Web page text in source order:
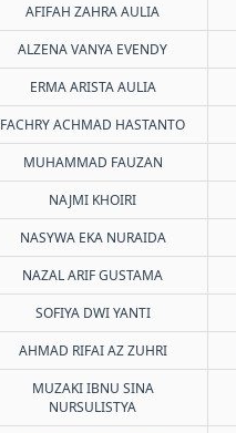
AFIFAH ZAHRA AULIA
ALZENA VANYA EVENDY
ERMA ARISTA AULIA
FACHRY ACHMAD HASTANTO
MUHAMMAD FAUZAN
NAJMI KHOIRI
NASYWA EKA NURAIDA
NAZAL ARIF GUSTAMA
SOFIYA DWI YANTI
AHMAD RIFAI AZ ZUHRI
MUZAKI IBNU SINA
NURSULISTYA